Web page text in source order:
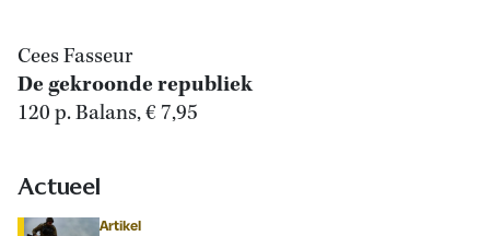
Cees Fasseur
De gekroonde republiek
120 p. Balans, € 7,95
Actueel
Artikel